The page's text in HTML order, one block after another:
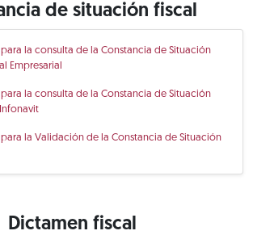
de situación fiscal
la consulta de la Constancia de Situación
Empresarial
la consulta de la Constancia de Situación
la Validación de la Constancia de Situación
Dictamen fiscal